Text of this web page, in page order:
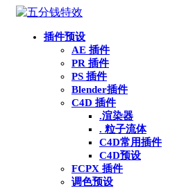
插件预设
AE 插件
PR 插件
PS 插件
Blender插件
C4D 插件
.渲染器
. 粒子流体
C4D常用插件
C4D预设
FCPX 插件
调色预设